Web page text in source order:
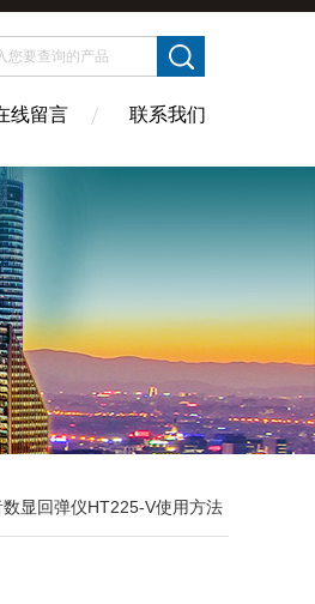
线留言 联系我们
数显回弹仪HT225-V使用方法